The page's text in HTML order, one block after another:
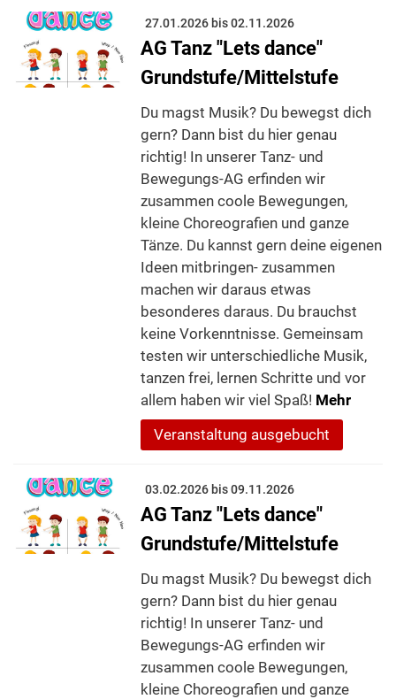
27.01.2026 bis 02.11.2026
AG Tanz "Lets dance"
Grundstufe/Mittelstufe
Du magst Musik? Du bewegst dich
gern? Dann bist du hier genau
richtig! In unserer Tanz- und
Bewegungs-AG erfinden wir
zusammen coole Bewegungen,
kleine Choreografien und ganze
Tänze. Du kannst gern deine eigenen
Ideen mitbringen- zusammen
machen wir daraus etwas
besonderes daraus. Du brauchst
keine Vorkenntnisse. Gemeinsam
testen wir unterschiedliche Musik,
tanzen frei, lernen Schritte und vor
allem haben wir viel Spaß! Mehr
Veranstaltung ausgebucht
03.02.2026 bis 09.11.2026
AG Tanz "Lets dance"
Grundstufe/Mittelstufe
Du magst Musik? Du bewegst dich
gern? Dann bist du hier genau
richtig! In unserer Tanz- und
Bewegungs-AG erfinden wir
zusammen coole Bewegungen,
kleine Choreografien und ganze